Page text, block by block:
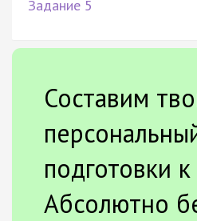
Задание 5
Составим
подготовки
Абсолютно